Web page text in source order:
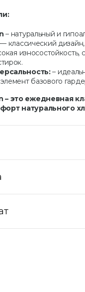
– натуральный и
классический
износостойкость,
–
базового
– это ежедневная
натурального